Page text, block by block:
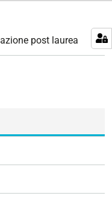
post laurea